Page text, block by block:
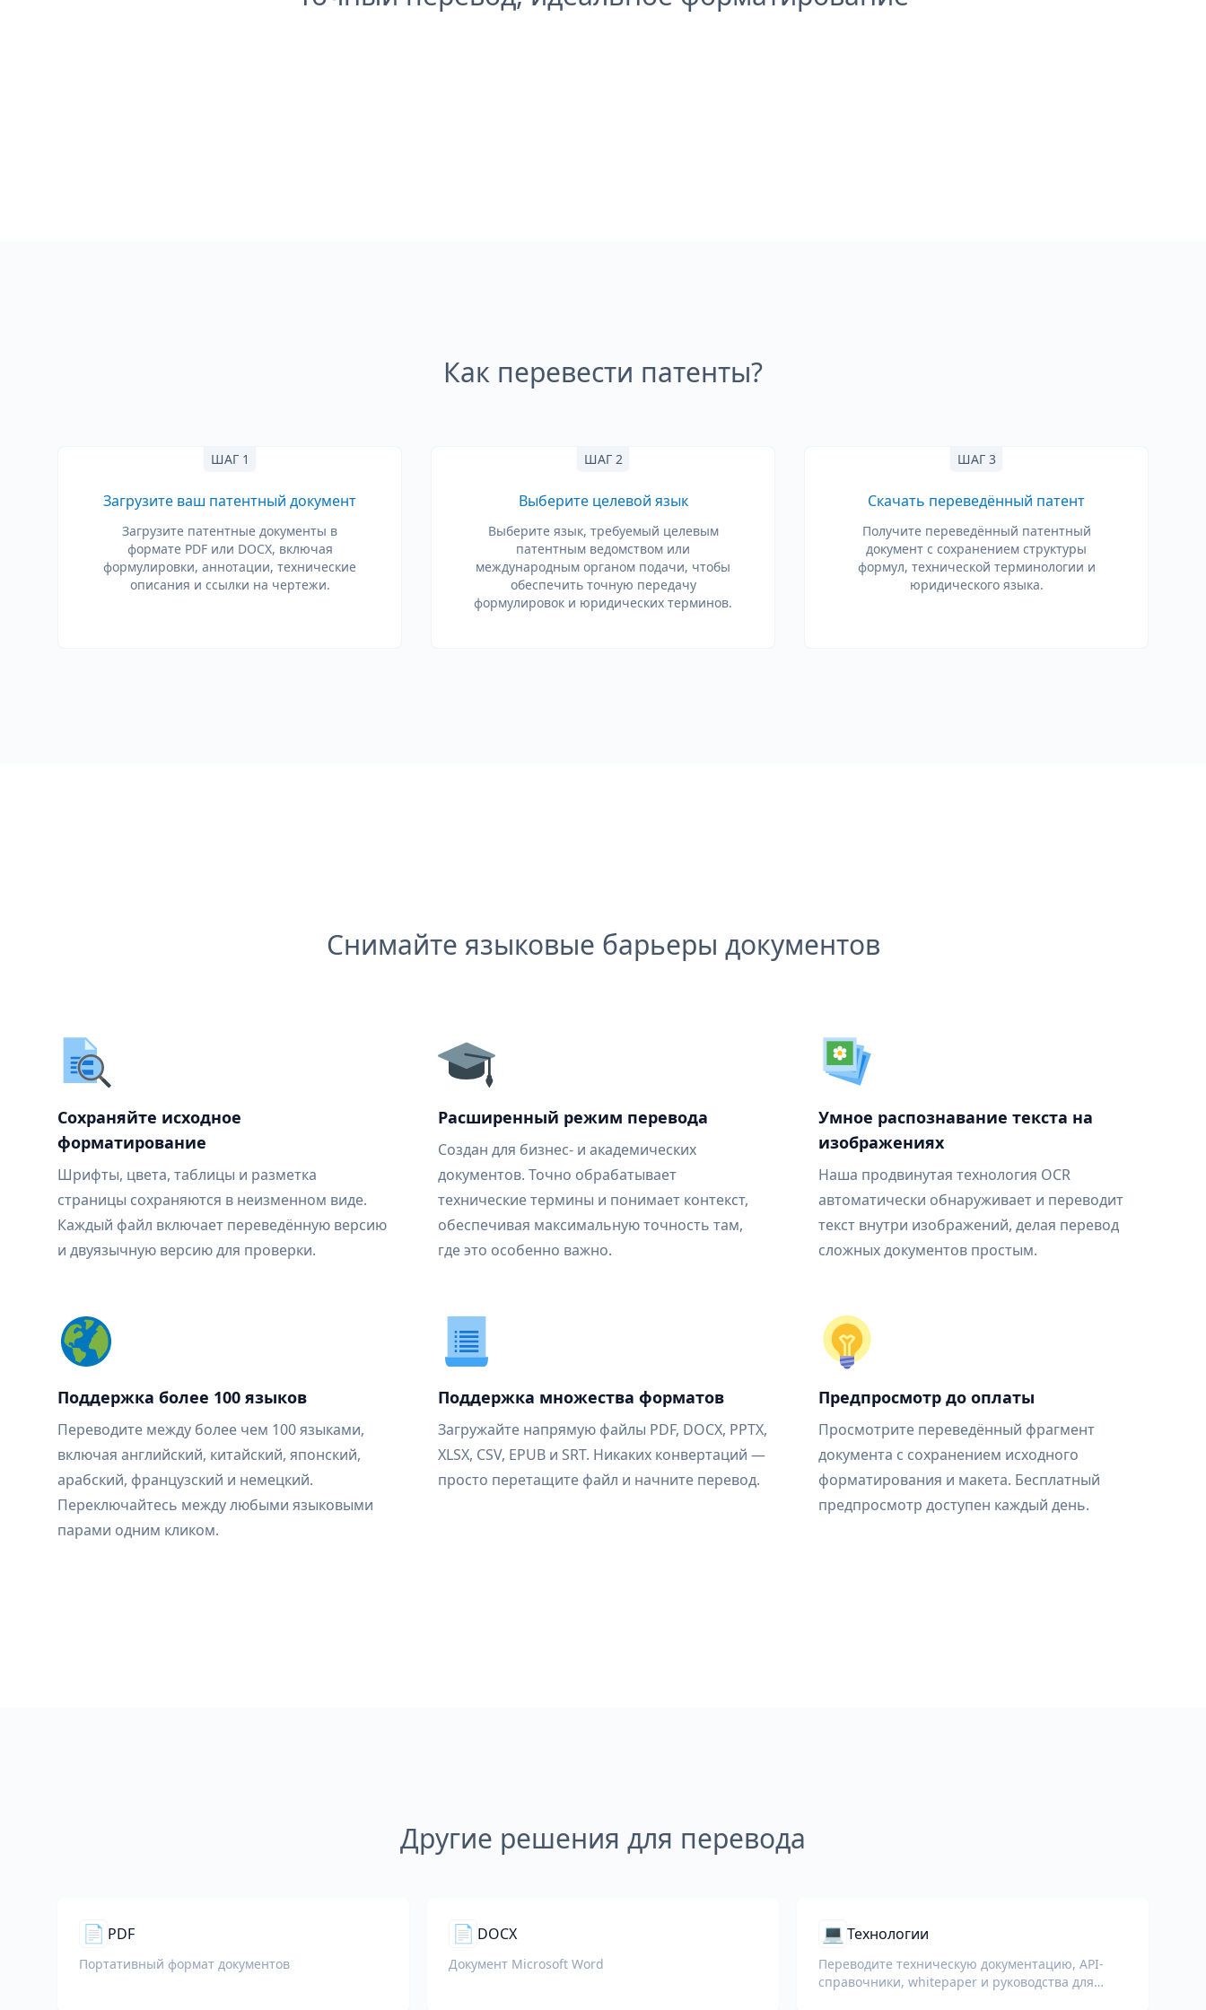
Как перевести патенты?
ШАГ 1
Загрузите ваш патентный документ
Загрузите патентные документы в
формате PDF или DOCX, включая
формулировки, аннотации, технические
описания и ссылки на чертежи.
ШАГ 2
Выберите целевой язык
Выберите язык, требуемый целевым
патентным ведомством или
международным органом подачи, чтобы
обеспечить точную передачу
формулировок и юридических терминов.
ШАГ 3
Скачать переведённый патент
Получите переведённый патентный
документ с сохранением структуры
формул, технической терминологии и
юридического языка.
Снимайте языковые барьеры документов
Сохраняйте исходное
форматирование
Шрифты, цвета, таблицы и разметка
страницы сохраняются в неизменном виде.
Каждый файл включает переведённую версию
и двуязычную версию для проверки.
Расширенный режим перевода
Создан для бизнес- и академических
документов. Точно обрабатывает
технические термины и понимает контекст,
обеспечивая максимальную точность там,
где это особенно важно.
Умное распознавание текста на
изображениях
Наша продвинутая технология OCR
автоматически обнаруживает и переводит
текст внутри изображений, делая перевод
сложных документов простым.
Поддержка более 100 языков
Переводите между более чем 100 языками,
включая английский, китайский, японский,
арабский, французский и немецкий.
Переключайтесь между любыми языковыми
парами одним кликом.
Поддержка множества форматов
Загружайте напрямую файлы PDF, DOCX, PPTX,
XLSX, CSV, EPUB и SRT. Никаких конвертаций —
просто перетащите файл и начните перевод.
Предпросмотр до оплаты
Просмотрите переведённый фрагмент
документа с сохранением исходного
форматирования и макета. Бесплатный
предпросмотр доступен каждый день.
Другие решения для перевода
📄 PDF
Портативный формат документов
📄 DOCX
Документ Microsoft Word
💻 Технологии
Переводите техническую документацию, API-
справочники, whitepaper и руководства для